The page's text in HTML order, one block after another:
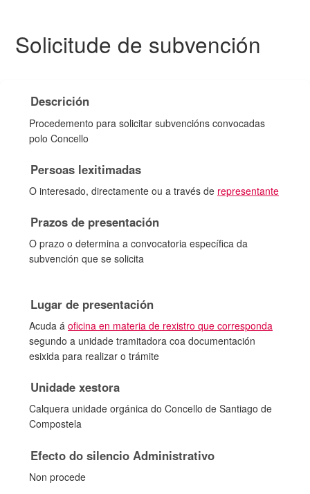
Solicitude de subvención
Descrición
Procedemento para solicitar subvencións convocadas
polo Concello
Persoas lexitimadas
O interesado, directamente ou a través de representante
Prazos de presentación
O prazo o determina a convocatoria específica da
subvención que se solicita
Lugar de presentación
Acuda á oficina en materia de rexistro que corresponda
segundo a unidade tramitadora coa documentación
esixida para realizar o trámite
Unidade xestora
Calquera unidade orgánica do Concello de Santiago de
Compostela
Efecto do silencio Administrativo
Non procede